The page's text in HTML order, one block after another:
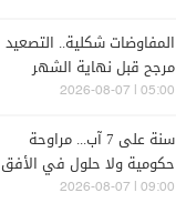
المفاوضات شكلية.. التصعيد
مرجح قبل نهاية الشهر
05:00 | 2026-08-07
سنة على 7 آب... مراوحة
حكومية ولا حلول في الأفق
المنظور
09:00 | 2026-08-07